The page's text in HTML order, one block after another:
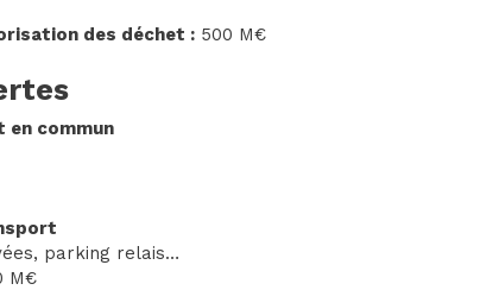
des déchet : 500 M€
commun
parking relais…
M€